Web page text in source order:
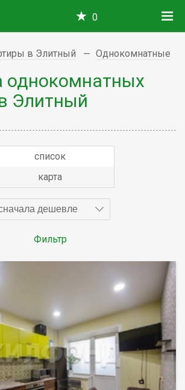
0
в Элитный Однокомнатные
однокомнатных
Элитный
список
карта
дешевле
Фильтр